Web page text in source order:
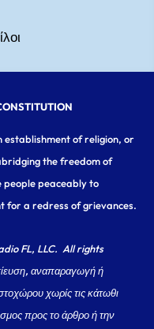
establishment of religion, or
the freedom of
people peaceably to
for a redress of grievances.
FL, LLC. All rights
αναπαραγωγή ή
χωρίς τις κάτωθι
προς το άρθρο ή την